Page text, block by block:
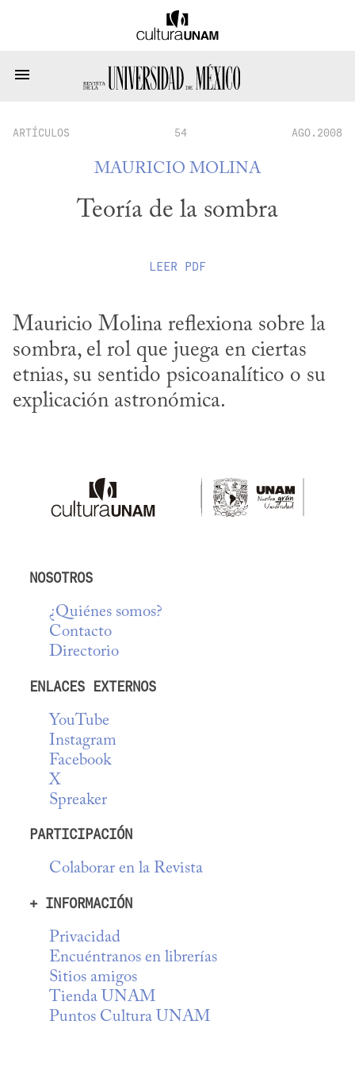
ARTÍCULOS 54 AGO.2008
MAURICIO MOLINA
Teoría de la sombra
LEER PDF
Mauricio Molina reflexiona sobre la
sombra, el rol que juega en ciertas
etnias, su sentido psicoanalítico o su
explicación astronómica.
NOSOTROS
¿Quiénes somos?
Contacto
Directorio
ENLACES EXTERNOS
YouTube
Instagram
Facebook
X
Spreaker
PARTICIPACIÓN
Colaborar en la Revista
+ INFORMACIÓN
Privacidad
Encuéntranos en librerías
Sitios amigos
Tienda UNAM
Puntos Cultura UNAM